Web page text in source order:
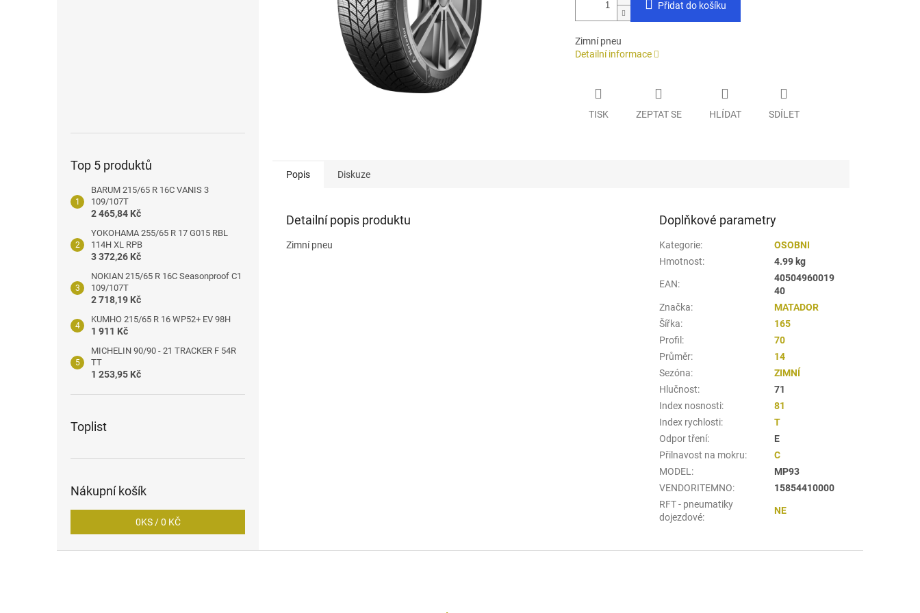
Top 5 produktů
BARUM 215/65 R 16C VANIS 3
109/107T
2 465,84 Kč
YOKOHAMA 255/65 R 17 G015 RBL
114H XL RPB
3 372,26 Kč
NOKIAN 215/65 R 16C Seasonproof C1
109/107T
2 718,19 Kč
KUMHO 215/65 R 16 WP52+ EV 98H
1 911 Kč
MICHELIN 90/90 - 21 TRACKER F 54R
TT
1 253,95 Kč
Toplist
Nákupní košík
0KS /0 KČ
Přidat do košíku
Zimní pneu
Detailní informace
TISK ZEPTAT SE HLÍDAT SDÍLET
Popis Diskuze
Detailní popis produktu
Zimní pneu
Doplňkové parametry
Kategorie:
OSOBNI
Hmotnost: 4.99 kg
EAN:
40504960019
40
Značka:
MATADOR
Šířka:
165
Profil :
70
Průměr:
14
Sezóna:
ZIMNÍ
Hlučnost:
71
Index nosnosti:
81
Index rychlosti:
T
Odpor tření:
E
Přilnavost na mokru:
C
MODEL :
MP93
VENDORITEMNO:
15854410000
RFT - pneumatiky
dojezdové:
NE